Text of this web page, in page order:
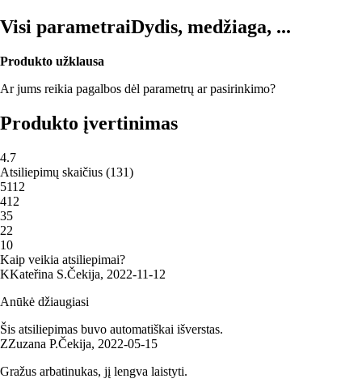
Visi parametraiDydis, medžiaga, ...
Produkto užklausa
Ar jums reikia pagalbos dėl parametrų ar pasirinkimo?
Produkto įvertinimas
4.7
Atsiliepimų skaičius (131)
5112
412
35
22
10
Kaip veikia atsiliepimai?
KKateřina S.Čekija, 2022‑11‑12
Anūkė džiaugiasi
Šis atsiliepimas buvo automatiškai išverstas.
ZZuzana P.Čekija, 2022‑05‑15
Gražus arbatinukas, jį lengva laistyti.